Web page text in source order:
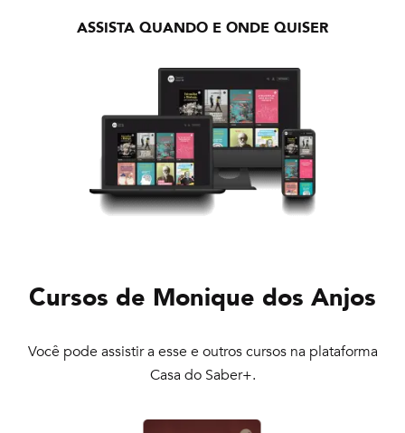
ASSISTA QUANDO E ONDE QUISER
Cursos de Monique dos Anjos
Você pode assistir a esse e outros cursos na plataforma
Casa do Saber+.